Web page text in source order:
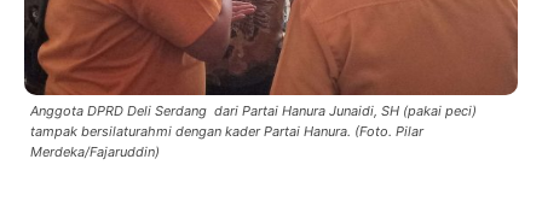
Anggota DPRD Deli Serdang dari Partai Hanura Junaidi, SH (pakai peci)
tampak bersilaturahmi dengan kader Partai Hanura. (Foto. Pilar
Merdeka/Fajaruddin)